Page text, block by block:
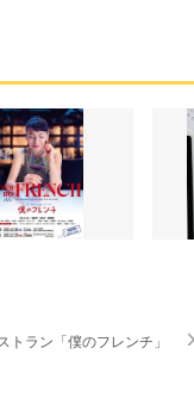
トラン「僕のフレンチ」